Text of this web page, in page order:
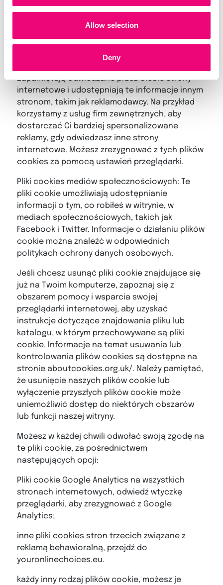
Allow selection
Deny
przeglądania, aby reklamy były lepiej
Służą także do ograniczania liczby wyświetleń
reklam, a także pomagają mierzyć skuteczność
kampanii reklamowej. Pliki cookie są zwykle
Zapamiętują odwiedzane przez Ciebie strony
internetowe i udostępniają te informacje innym
stronom, takim jak reklamodawcy. Na przykład
korzystamy z usług firm zewnętrznych, aby
dostarczać Ci bardziej spersonalizowane
reklamy, gdy odwiedzasz inne strony
internetowe. Możesz zrezygnować z tych plików
cookies za pomocą ustawień przeglądarki.
Pliki cookies mediów społecznościowych: Te
pliki cookie umożliwiają udostępnianie
informacji o tym, co robiłeś w witrynie, w
mediach społecznościowych, takich jak
Facebook i Twitter. Informacje o działaniu plików
cookie można znaleźć w odpowiednich
politykach ochrony danych osobowych.
Jeśli chcesz usunąć pliki cookie znajdujące się
już na Twoim komputerze, zapoznaj się z
obszarem pomocy i wsparcia swojej
przeglądarki internetowej, aby uzyskać
instrukcje dotyczące znajdowania pliku lub
katalogu, w którym przechowywane są pliki
cookie. Informacje na temat usuwania lub
kontrolowania plików cookies są dostępne na
stronie aboutcookies.org.uk/. Należy pamiętać,
że usunięcie naszych plików cookie lub
wyłączenie przyszłych plików cookie może
uniemożliwić dostęp do niektórych obszarów
lub funkcji naszej witryny.
Możesz w każdej chwili odwołać swoją zgodę na
te pliki cookie, za pośrednictwem
następujących opcji:
Pliki cookie Google Analytics na wszystkich
stronach internetowych, odwiedź wtyczkę
przeglądarki, aby zrezygnować z Google
Analytics;
inne pliki cookies stron trzecich związane z
reklamą behawioralną, przejdź do
youronlinechoices.eu.
każdy inny rodzaj plików cookie, możesz je